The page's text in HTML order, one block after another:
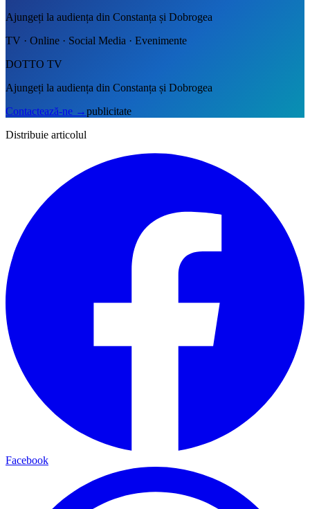
Ajungeți la audiența din Constanța și Dobrogea
TV · Online · Social Media · Evenimente
DOTTO TV
Ajungeți la audiența din Constanța și Dobrogea
Contactează-ne →publicitate
Distribuie articolul
Facebook